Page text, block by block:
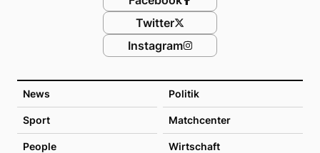
News Politik
Sport Matchcenter
People Wirtschaft
Twitter
Instagram